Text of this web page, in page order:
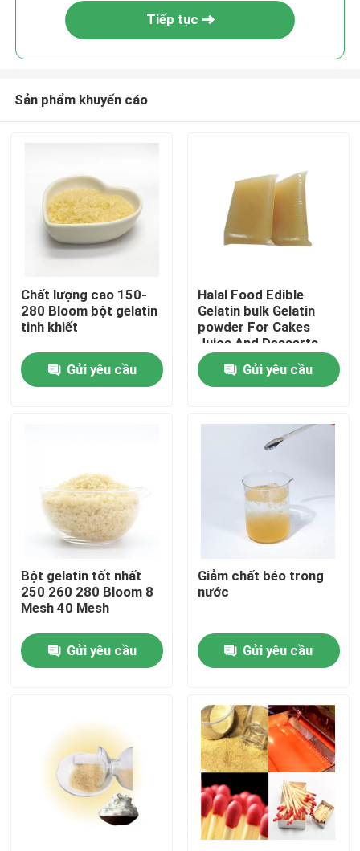
Nhà
Địa chỉ liên hệ
Sản phẩm
Bột gelatin cấp thực phẩm
Bột gelatin ăn được
Gelatine thịt bò Halal
Bột gelatin công nghiệp
Tiếp tục
Sản phẩm khuyến cáo
Chất lượng cao 150-
280 Bloom bột gelatin
tinh khiết
Gửi yêu cầu
Halal Food Edible
Gelatin bulk Gelatin
powder For Cakes
Juice And Desserts
(Món ăn hợp pháp)
Gửi yêu cầu
Bột gelatin tốt nhất
250 260 280 Bloom 8
Mesh 40 Mesh
Gửi yêu cầu
Giảm chất béo trong
nước
Gửi yêu cầu